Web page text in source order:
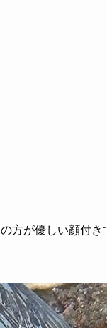
方が優しい顔付き